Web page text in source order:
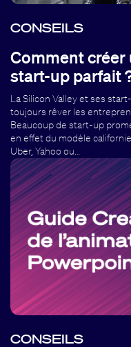
CONSEILS
Comment créer
start-up parfait
La Silicon Valley et ses
toujours rêver les
Beaucoup de start-up
en effet du modèle
Uber, Yahoo ou…
CONSEILS